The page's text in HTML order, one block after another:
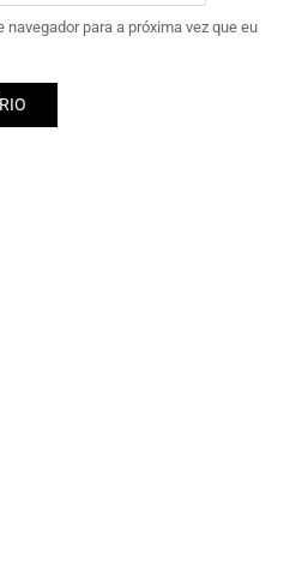
para a próxima vez que eu